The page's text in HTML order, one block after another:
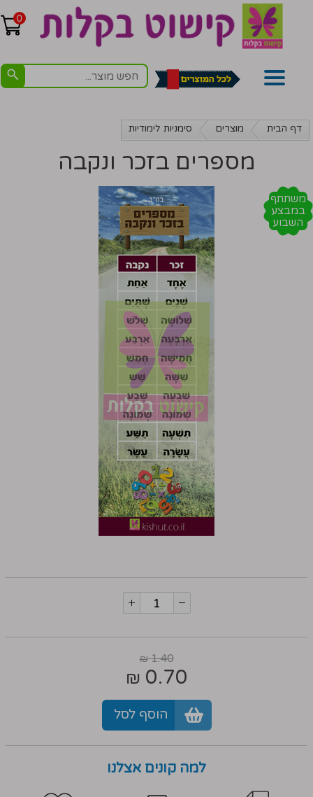
0
דף הבית מוצרים סימניות לימודיות
מספרים בזכר ונקבה
משתתף
במבצע
השבוע
1.40
₪
0.70
₪
הוסף לסל
למה קונים אצלנו